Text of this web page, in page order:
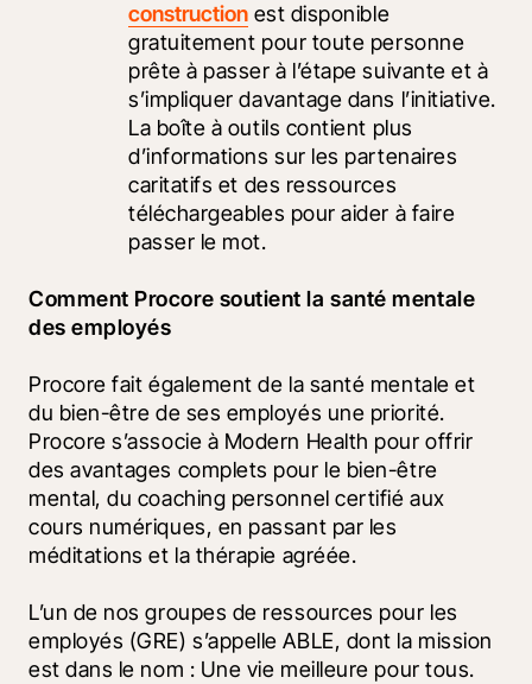
construction est disponible
gratuitement pour toute personne
prête à passer à l’étape suivante et à
s’impliquer davantage dans l’initiative.
La boîte à outils contient plus
d’informations sur les partenaires
caritatifs et des ressources
téléchargeables pour aider à faire
passer le mot.
Comment Procore soutient la santé mentale
des employés
Procore fait également de la santé mentale et
du bien-être de ses employés une priorité.
Procore s’associe à Modern Health pour offrir
des avantages complets pour le bien-être
mental, du coaching personnel certifié aux
cours numériques, en passant par les
méditations et la thérapie agréée.
L’un de nos groupes de ressources pour les
employés (GRE) s’appelle ABLE, dont la mission
est dans le nom : Une vie meilleure pour tous.